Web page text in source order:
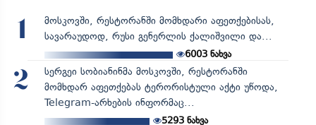
1
მოსკოვში, რესტორანში მომხდარი აფეთქებისას,
სავარაუდოდ, რუსი გენერლის ქალიშვილი და...
6003 ნახვა
2
სერგეი სობიანინმა მოსკოვში, რესტორანში
მომხდარ აფეთქებას ტერორისტული აქტი უწოდა,
Telegram-არხების ინფორმაც...
5293ნახვა